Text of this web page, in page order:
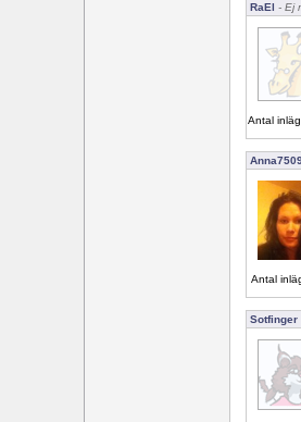
RaEl - Ej
Antal
Antal
Sotfinger